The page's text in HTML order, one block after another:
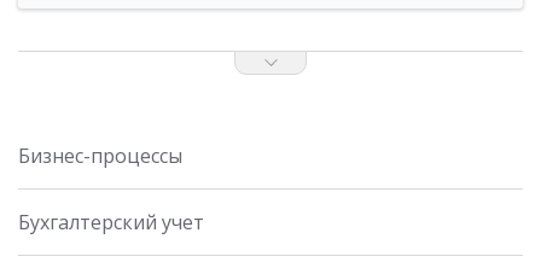
Бизнес-процессы
Бухгалтерский учет